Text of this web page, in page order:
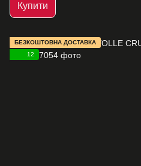
Купити
БЕЗКОШТОВНА ДОСТАВКА
12